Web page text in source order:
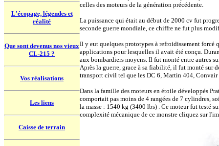
L'écopage, légendes et
réalité
Que sont devenus nos vieux
CL-215 ?
Vos réalisations
Les liens
Caisse de terrain
celles des moteurs de la génération précédente.
La puissance qui était au début de 2000 cv fut
seconde guerre mondiale, ce chiffre ne fut plus
Il y eut quelques prototypes à refroidissement
applications pour lesquelles il avait été conçu.
aux bombardiers moyens. Il fut monté entre autres
Après la guerre, grace à sa fiabilité, il fut monté sur
transport civil tel que les DC 6, Martin 404,
Dans la famille des moteurs en étoile développés
comportait pas moins de 4 rangées de 7 cylindres,
la masse : 1540 kg (3400 lbs) . Ce moteur fut testé
complexité mécanique de ce monstre cliquez sur